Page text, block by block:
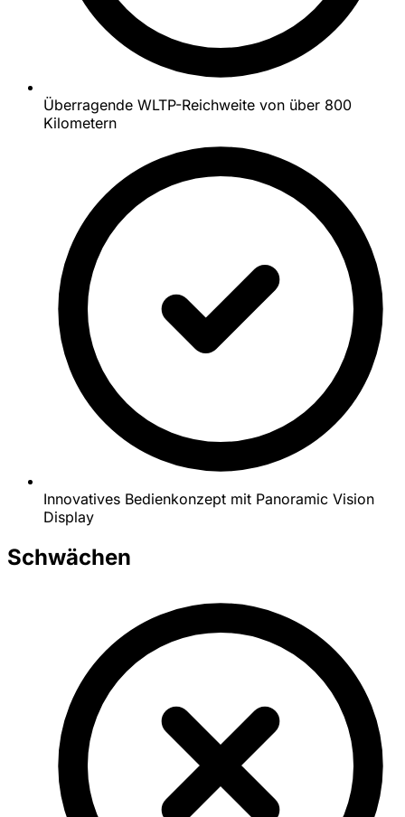
Überragende WLTP-Reichweite von über 800
Kilometern
Innovatives Bedienkonzept mit Panoramic Vision
Display
Schwächen